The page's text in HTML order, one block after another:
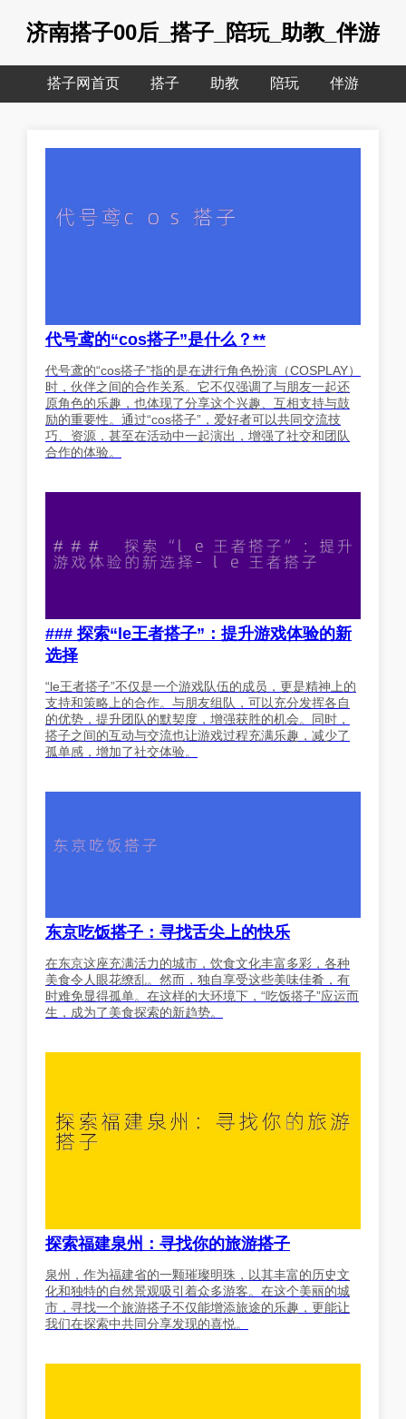
济南搭子00后_搭子_陪玩_助教_伴游
搭子网首页 搭子 助教 陪玩 伴游
代号鸢的“cos搭子”是什么？**
代号鸢的“cos搭子”指的是在进行角色扮演（COSPLAY）
时，伙伴之间的合作关系。它不仅强调了与朋友一起还
原角色的乐趣，也体现了分享这个兴趣、互相支持与鼓
励的重要性。通过“cos搭子”，爱好者可以共同交流技
巧、资源，甚至在活动中一起演出，增强了社交和团队
合作的体验。
### 探索“le王者搭子”：提升游戏体验的新
选择
“le王者搭子”不仅是一个游戏队伍的成员，更是精神上的
支持和策略上的合作。与朋友组队，可以充分发挥各自
的优势，提升团队的默契度，增强获胜的机会。同时，
搭子之间的互动与交流也让游戏过程充满乐趣，减少了
孤单感，增加了社交体验。
东京吃饭搭子：寻找舌尖上的快乐
在东京这座充满活力的城市，饮食文化丰富多彩，各种
美食令人眼花缭乱。然而，独自享受这些美味佳肴，有
时难免显得孤单。在这样的大环境下，“吃饭搭子”应运而
生，成为了美食探索的新趋势。
探索福建泉州：寻找你的旅游搭子
泉州，作为福建省的一颗璀璨明珠，以其丰富的历史文
化和独特的自然景观吸引着众多游客。在这个美丽的城
市，寻找一个旅游搭子不仅能增添旅途的乐趣，更能让
我们在探索中共同分享发现的喜悦。